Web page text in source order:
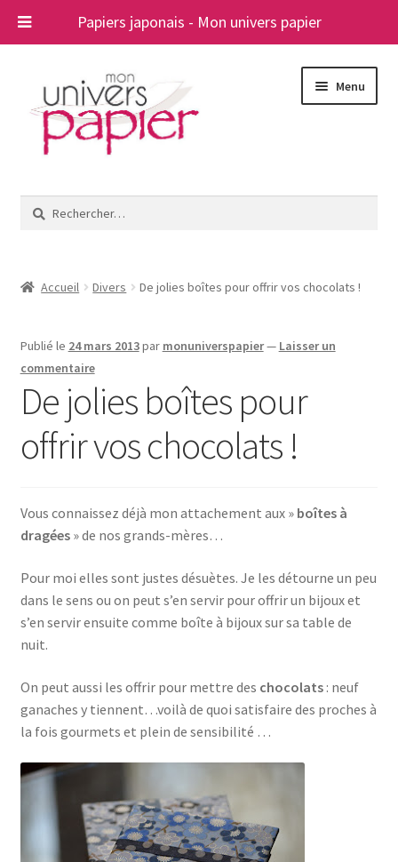
Papiers japonais - Mon univers papier
navigation
contenu
Menu
le
A propos
Rechercher :
Accueil Divers De jolies boîtes pour offrir vos chocolats !
Publié le 24 mars 2013par monuniverspapier— Laisser un
commentaire
De jolies boîtes pour
offrir vos chocolats !
Vous connaissez déjà mon attachement aux » boîtes à
dragées» de nos grands-mères…
Pour moi elles sont justes désuètes. Je les détourne un peu
dans le sens ou on peut s’en servir pour offrir un bijoux et
s’en servir ensuite comme boîte à bijoux sur sa table de
nuit.
On peut aussi les offrir pour mettre des chocolats: neuf
ganaches y tiennent…voilà de quoi satisfaire des proches à
la fois gourmets et plein de sensibilité …